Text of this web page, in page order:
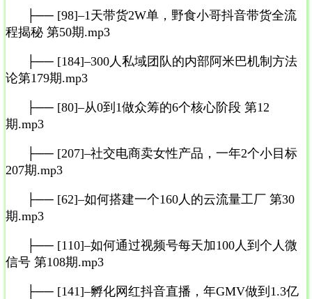
├── [98]–1天带货2W单，野食小哥抖音带货全流
程揭秘 第50期.mp3
├── [184]–300人私域团队的内部阿米巴机制方法
论第179期.mp3
├── [80]–从0到1做众筹的6个核心阶段 第12
期.mp3
├── [207]–社交电商卖女性产品，一年2个小目标
207期.mp3
├── [62]–如何搭建一个160人的云流量工厂 第30
期.mp3
├── [110]–如何通过视频号每天加100人到个人微
信号 第108期.mp3
├── [141]–孵化网红抖音直播，年GMV做到1.3亿